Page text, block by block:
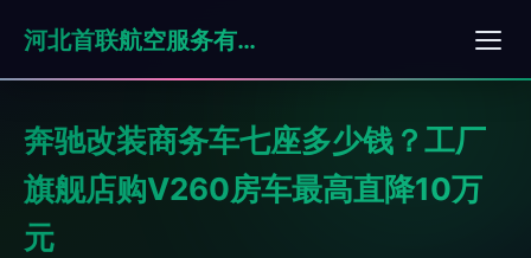
河北首联航空服务有限公司
奔驰改装商务车七座多少钱？工厂
旗舰店购V260房车最高直降10万
元